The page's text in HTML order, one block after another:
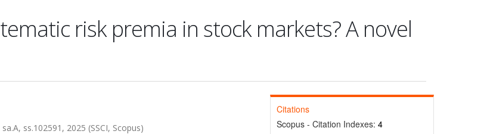
risk premia in stock markets? A novel
ss.102591, 2025 (SSCI, Scopus)
Citations
Scopus - Citation Indexes: 4